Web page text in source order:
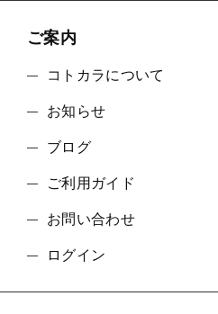
ご案内
コトカラについて
お知らせ
ブログ
ご利用ガイド
お問い合わせ
ログイン